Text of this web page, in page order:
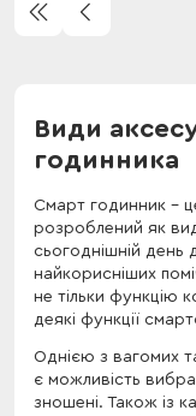
Види
годинника
Смарт годинник –
розроблений як
сьогоднішній день
найкорисніших
не тільки функцію
деякі функції
Однією з вагомих
є можливість
зношені. Також із